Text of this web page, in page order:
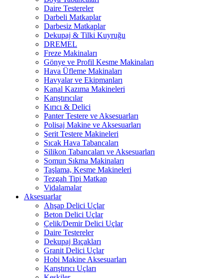
Daire Testereler
Darbeli Matkaplar
Darbesiz Matkaplar
Dekupaj & Tilki Kuyruğu
DREMEL
Freze Makinaları
Gönye ve Profil Kesme Makinaları
Hava Üfleme Makinaları
Havyalar ve Ekipmanları
Kanal Kazıma Makineleri
Karıştırıcılar
Kırıcı & Delici
Panter Testere ve Aksesuarları
Polisaj Makine ve Aksesuarları
Şerit Testere Makineleri
Sıcak Hava Tabancaları
Silikon Tabancaları ve Aksesuarları
Somun Sıkma Makinaları
Taşlama, Kesme Makineleri
Tezgah Tipi Matkap
Vidalamalar
Aksesuarlar
Ahşap Delici Uçlar
Beton Delici Uçlar
Çelik/Demir Delici Uçlar
Daire Testereler
Dekupaj Bıçakları
Granit Delici Uçlar
Hobi Makine Aksesuarları
Karıştırıcı Uçları